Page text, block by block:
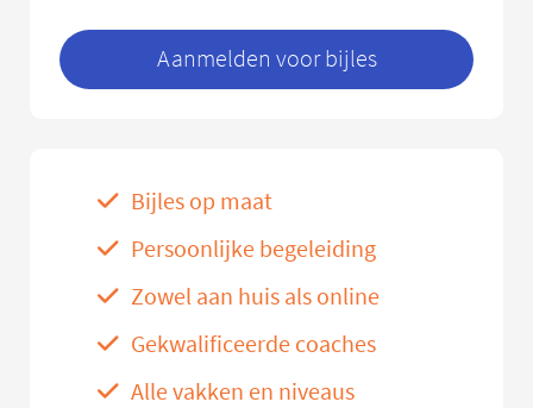
Aanmelden voor bijles
Bijles op maat
Persoonlijke begeleiding
Zowel aan huis als online
Gekwalificeerde coaches
Alle vakken en niveaus